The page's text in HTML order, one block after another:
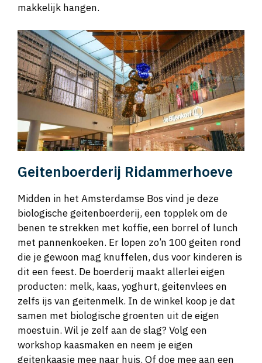
makkelijk hangen.
Geitenboerderij Ridammerhoeve
Midden in het Amsterdamse Bos vind je deze
biologische geitenboerderij, een topplek om de
benen te strekken met koffie, een borrel of lunch
met pannenkoeken. Er lopen zo’n 100 geiten rond
die je gewoon mag knuffelen, dus voor kinderen is
dit een feest. De boerderij maakt allerlei eigen
producten: melk, kaas, yoghurt, geitenvlees en
zelfs ijs van geitenmelk. In de winkel koop je dat
samen met biologische groenten uit de eigen
moestuin. Wil je zelf aan de slag? Volg een
workshop kaasmaken en neem je eigen
geitenkaasje mee naar huis. Of doe mee aan een